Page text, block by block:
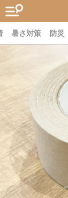
暑さ対策 防災